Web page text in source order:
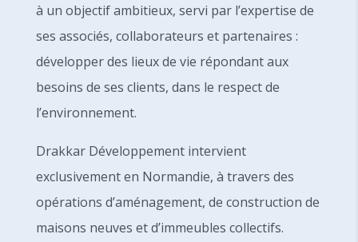
à un objectif ambitieux, servi par l’expertise de
ses associés, collaborateurs et partenaires :
développer des lieux de vie répondant aux
besoins de ses clients, dans le respect de
l’environnement.
Drakkar Développement intervient
exclusivement en Normandie, à travers des
opérations d’aménagement, de construction de
maisons neuves et d’immeubles collectifs.